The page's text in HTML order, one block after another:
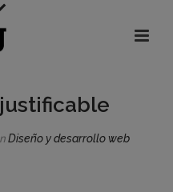
Diseño y desarrollo web